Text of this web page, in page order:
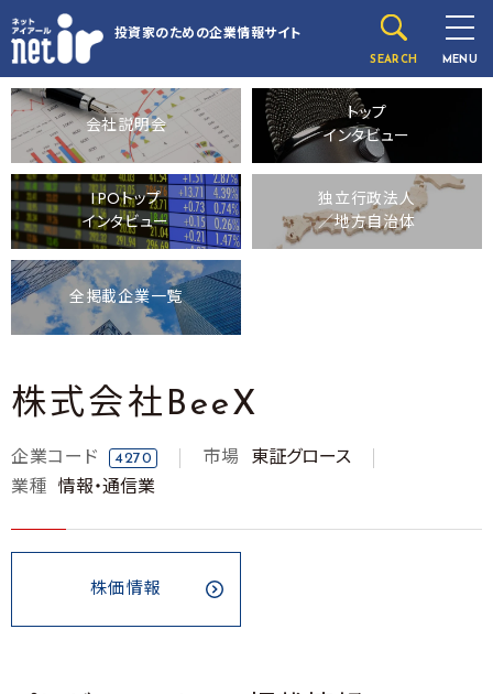
投資家のための企業情報サイト
SEARCH MENU
会社説明会
トップ
インタビュー
IPOトップ
インタビュー
独立行政法人
／地方自治体
全掲載企業一覧
株式会社BeeX
企業コード 4270 市場
東証グロース
業種
情報・通信業
株価情報